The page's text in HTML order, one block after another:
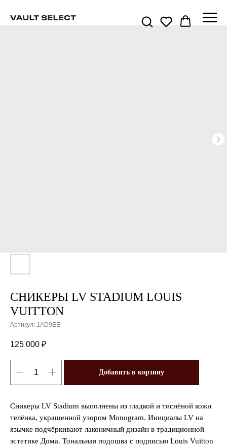
СНИКЕРЫ LV STADIUM LOUIS
VUITTON
Артикул: 1AD9EE
125 000 ₽
Добавить в корзину
Сникеры LV Stadium выполнены из гладкой и тиснёной кожи
телёнка, украшенной узором Monogram. Инициалы LV на
язычке подчёркивают лаконичный дизайн в традиционной
эстетике Дома. Тональная подошва с подписью Louis Vuitton